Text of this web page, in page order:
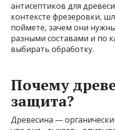
антисептиков для
контексте фрезеровки,
поймете, зачем они
разными составами и по
выбирать обработку.
Почему
защита?
Древесина —